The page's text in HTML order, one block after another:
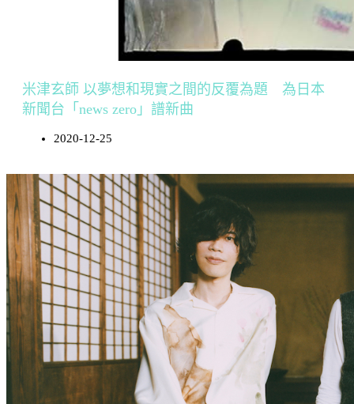
米津玄師 以夢想和現實之間的反覆為題 為日本
新聞台「news zero」譜新曲
2020-12-25